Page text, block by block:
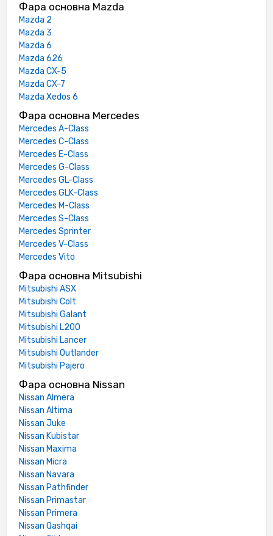
Фара основна Mazda
Mazda 2
Mazda 3
Mazda 6
Mazda 626
Mazda CX-5
Mazda CX-7
Mazda Xedos 6
Фара основна Mercedes
Mercedes A-Class
Mercedes C-Class
Mercedes E-Class
Mercedes G-Class
Mercedes GL-Class
Mercedes GLK-Class
Mercedes M-Class
Mercedes S-Class
Mercedes Sprinter
Mercedes V-Class
Mercedes Vito
Фара основна Mitsubishi
Mitsubishi ASX
Mitsubishi Colt
Mitsubishi Galant
Mitsubishi L200
Mitsubishi Lancer
Mitsubishi Outlander
Mitsubishi Pajero
Фара основна Nissan
Nissan Almera
Nissan Altima
Nissan Juke
Nissan Kubistar
Nissan Maxima
Nissan Micra
Nissan Navara
Nissan Pathfinder
Nissan Primastar
Nissan Primera
Nissan Qashqai